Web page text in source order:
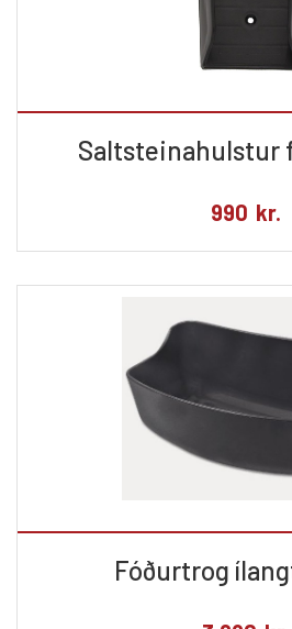
Saltsteinahulstur
990 kr.
Fóðurtrog